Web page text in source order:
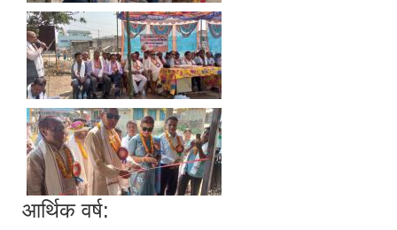
आर्थिक वर्ष: